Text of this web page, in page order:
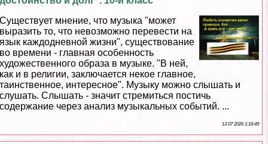
Существует мнение, что музыка "может
выразить то, что невозможно перевести на
язык каждодневной жизни", существование
во времени - главная особенность
художественного образа в музыке. "В ней,
как и в религии, заключается некое главное,
таинственное, интересное". Музыку можно слышать и
слушать. Слышать - значит стремиться постичь
содержание через анализ музыкальных событий. ...
13 07 2026 1:16:49